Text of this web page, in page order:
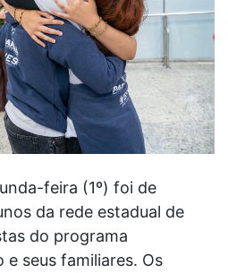
feira (1º) foi de
da rede estadual de
do programa
e seus familiares. Os